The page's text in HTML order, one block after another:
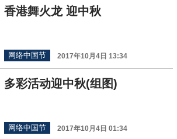
香港舞火龙 迎中秋
网络中国节 2017年10月4日 13:34
多彩活动迎中秋(组图)
网络中国节 2017年10月4日 01:34